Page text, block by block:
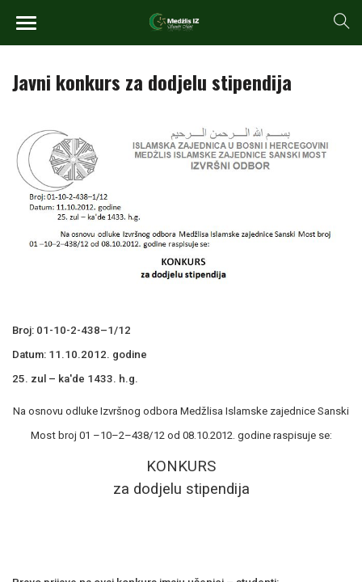
Javni konkurs za dodjelu stipendija
Broj: 01-10-2-438–1/12
Datum: 11.10.2012. godine
25. zul – ka'de 1433. h.g.
Na osnovu odluke Izvršnog odbora Medžlisa Islamske zajednice Sanski
Most broj 01 –10–2–438/12 od 08.10.2012. godine raspisuje se:
KONKURS
za dodjelu stipendija